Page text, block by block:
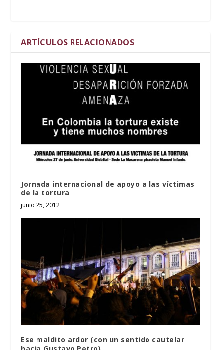
ARTÍCULOS RELACIONADOS
Jornada internacional de apoyo a las víctimas
de la tortura
junio 25, 2012
Ese maldito ardor (con un sentido cautelar